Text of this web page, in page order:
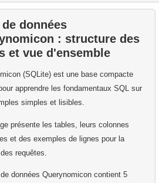
de données
: structure des
et vue d'ensemble
(SQLite) est une base compacte
apprendre les fondamentaux SQL sur
simples et lisibles.
présente les tables, leurs colonnes
et des exemples de lignes pour la
requêtes.
de données Querynomicon contient 5